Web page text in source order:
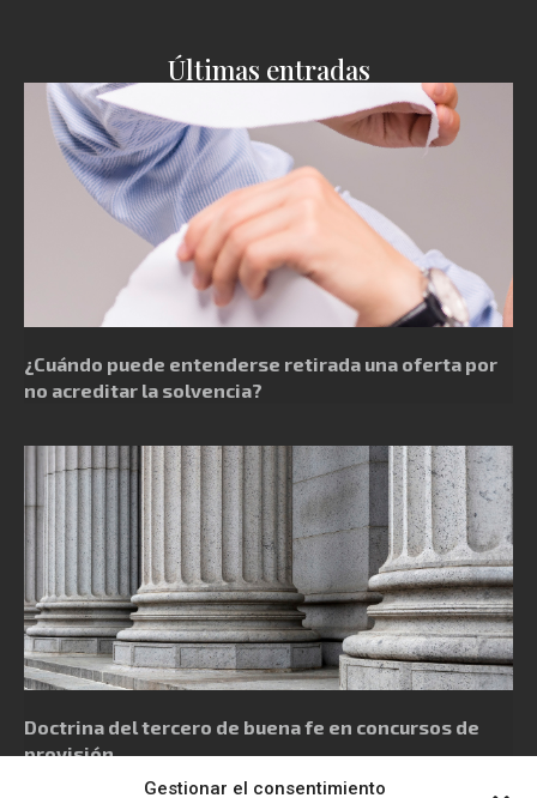
Gestionar el consentimiento
Últimas entradas
¿Cuándo puede entenderse retirada una oferta por
no acreditar la solvencia?
Doctrina del tercero de buena fe en concursos de
provisión